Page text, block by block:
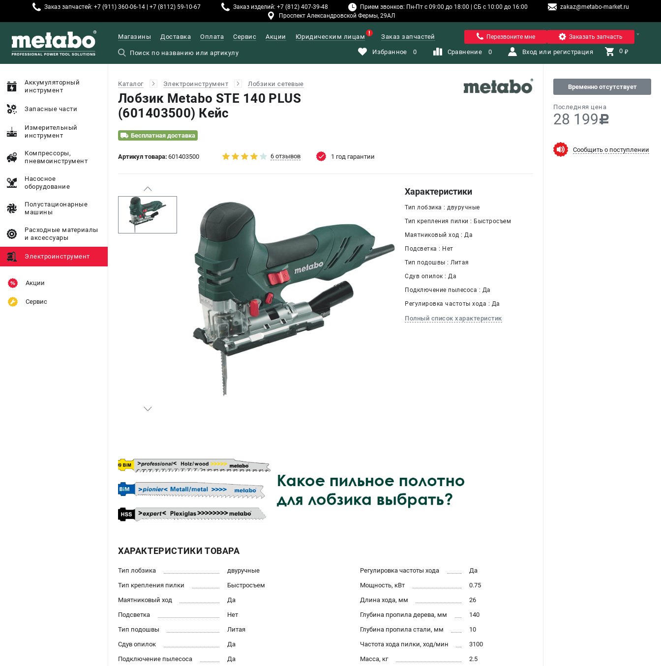
Заказ запчастей: +7 (911) 360-06-14 | +7 (8112) 59-10-67 Заказ изделий: +7 (812) 407-39-48 Прием звонков: Пн-Пт с 09:00 до 18:00 | СБ с 10:00 до 16:00
zakaz@metabo-market.ru
Проспект Александровской Фермы, 29АЛ
Санкт-Петербург
Магазины Доставка Оплата Сервис Акции Юридическим лицам Заказ запчастей Перезвоните мне Заказать запчасть
Избранное 0 Сравнение 0 Вход или регистрация 0 ₽
Аккумуляторный
инструмент
Запасные части
Измерительный
инструмент
Компрессоры,
пневмоинструмент
Насосное
оборудование
Полустационарные
машины
Расходные материалы
и аксессуары
Электроинструмент
Акции
Сервис
Каталог Электроинструмент Лобзики сетевые
Лобзик Metabo STE 140 PLUS
(601403500) Кейс
Бесплатная доставка
Артикул товара: 601403500 6 отзывов 1 год гарантии
Временно отсутствует
Последняя цена
28 199c
Сообщить о поступлении
Характеристики
Тип лобзика : двуручные
Тип крепления пилки : Быстросъем
Маятниковый ход : Да
Подсветка : Нет
Тип подошвы : Литая
Сдув опилок : Да
Подключение пылесоса : Да
Регулировка частоты хода : Да
Полный список характеристик
ХАРАКТЕРИСТИКИ ТОВАРА
Тип лобзика
двуручные
Тип крепления пилки
Быстросъем
Маятниковый ход
Да
Подсветка
Нет
Тип подошвы
Литая
Сдув опилок
Да
Подключение пылесоса
Да
Регулировка частоты хода
Да
Мощность, кВт
0.75
Длина хода, мм
26
Глубина пропила дерева, мм
140
Глубина пропила стали, мм
10
Частота хода пилки, ход/мин
3100
Масса, кг
2.5